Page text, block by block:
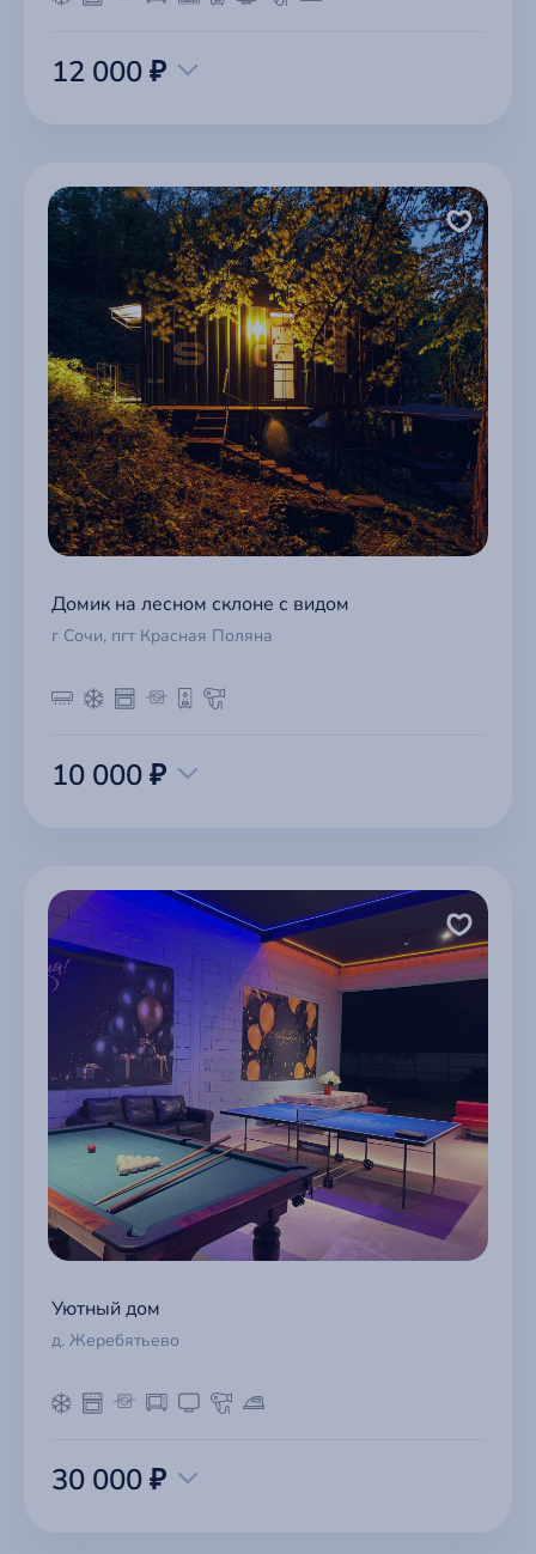
12 000 ₽
Домик на лесном склоне с видом
г Сочи, пгт Красная Поляна
10 000 ₽
Уютный дом
д. Жеребятьево
30 000 ₽